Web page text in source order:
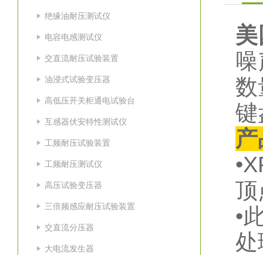
绝缘油耐压测试仪
电容电感测试仪
交直流耐压试验装置
油浸式试验变压器
高低压开关柜通电试验台
互感器伏安特性测试仪
工频耐压试验装置
工频耐压测试仪
高压试验变压器
三倍频感应耐压试验装置
交直流分压器
大电流发生器
数
键
顶
•
处